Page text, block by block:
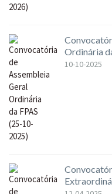
Ordinária
10-10-2025